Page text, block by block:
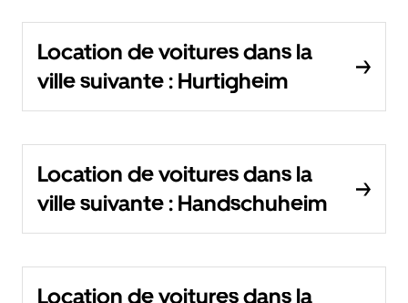
Location de voitures dans la
ville suivante : Hurtigheim
Location de voitures dans la
ville suivante : Handschuheim
Location de voitures dans la